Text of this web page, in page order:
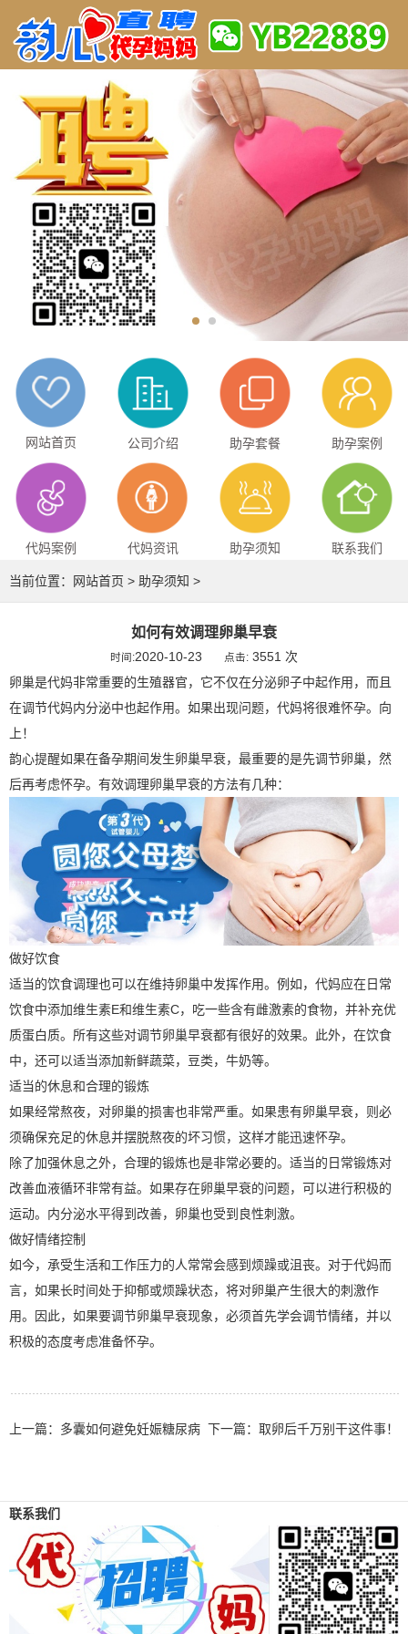
网站首页 公司介绍 助孕套餐 助孕案例
代妈案例 代妈资讯 助孕须知 联系我们
当前位置： 网站首页 > 助孕须知 >
如何有效调理卵巢早衰
时间:2020-10-23 点击: 3551 次
卵巢是代妈非常重要的生殖器官，它不仅在分泌卵子中起作用，而且
在调节代妈内分泌中也起作用。如果出现问题，代妈将很难怀孕。向
上！
韵心提醒如果在备孕期间发生卵巢早衰，最重要的是先调节卵巢，然
后再考虑怀孕。有效调理卵巢早衰的方法有几种：
做好饮食
适当的饮食调理也可以在维持卵巢中发挥作用。例如，代妈应在日常
饮食中添加维生素E和维生素C，吃一些含有雌激素的食物，并补充优
质蛋白质。所有这些对调节卵巢早衰都有很好的效果。此外，在饮食
中，还可以适当添加新鲜蔬菜，豆类，牛奶等。
适当的休息和合理的锻炼
如果经常熬夜，对卵巢的损害也非常严重。如果患有卵巢早衰，则必
须确保充足的休息并摆脱熬夜的坏习惯，这样才能迅速怀孕。
除了加强休息之外，合理的锻炼也是非常必要的。适当的日常锻炼对
改善血液循环非常有益。如果存在卵巢早衰的问题，可以进行积极的
运动。内分泌水平得到改善，卵巢也受到良性刺激。
做好情绪控制
如今，承受生活和工作压力的人常常会感到烦躁或沮丧。对于代妈而
言，如果长时间处于抑郁或烦躁状态，将对卵巢产生很大的刺激作
用。因此，如果要调节卵巢早衰现象，必须首先学会调节情绪，并以
积极的态度考虑准备怀孕。
上一篇： 多囊如何避免妊娠糖尿病 下一篇： 取卵后千万别干这件事！
联系我们